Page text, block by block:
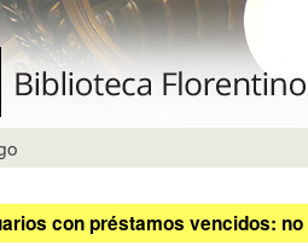
con préstamos vencidos: